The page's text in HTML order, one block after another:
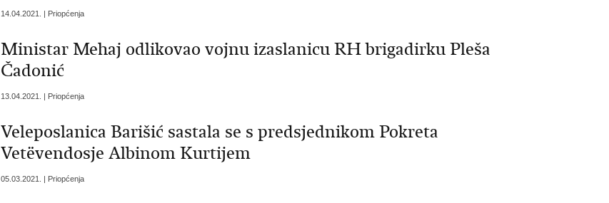
14.04.2021. | Priopćenja
Ministar Mehaj odlikovao vojnu izaslanicu RH brigadirku Pleša
Čadonić
13.04.2021. | Priopćenja
Veleposlanica Barišić sastala se s predsjednikom Pokreta
Vetëvendosje Albinom Kurtijem
05.03.2021. | Priopćenja